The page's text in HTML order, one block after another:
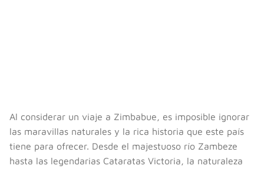
Al considerar un viaje a Zimbabue, es imposible ignorar
las maravillas naturales y la rica historia que este país
tiene para ofrecer. Desde el majestuoso río Zambeze
hasta las legendarias Cataratas Victoria, la naturaleza